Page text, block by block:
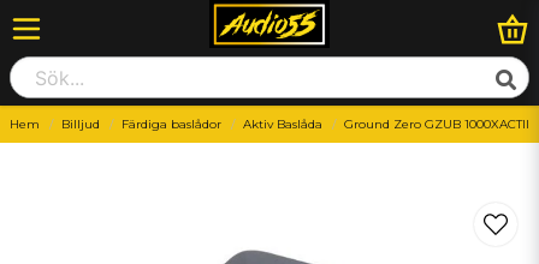
Hem Billjud Färdiga baslådor Aktiv Baslåda Ground Zero GZUB 1000XACTII